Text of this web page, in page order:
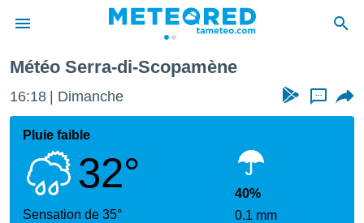
de
par
Météo Serra-di-Scopamène
16:18 Dimanche ...
Pluie faible
32°
Sensation de 35°
40%
0.1 mm